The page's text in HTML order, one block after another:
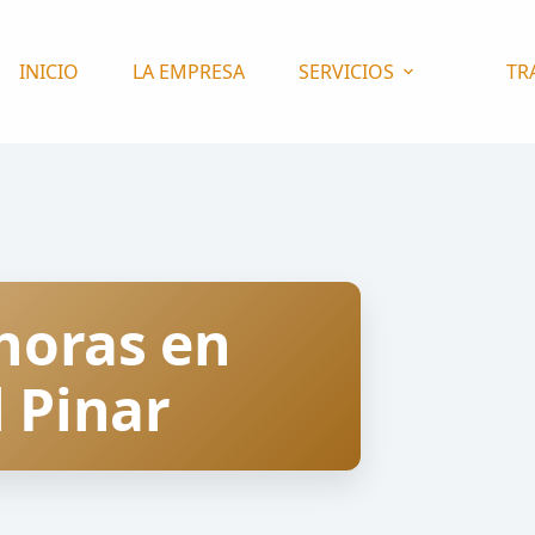
INICIO LA EMPRESA SERVICIOS
en
Pinar